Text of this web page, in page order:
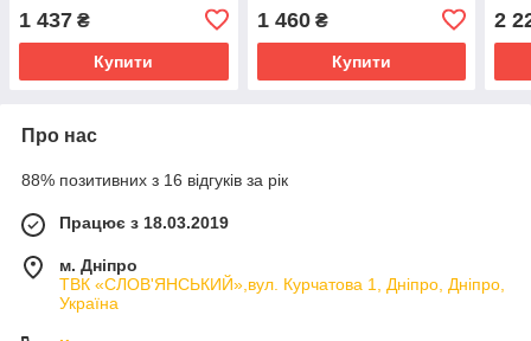
1 437 ₴
Купити
1 460₴
Купити
2
Про нас
88% позитивних з 16 відгуків за рік
Працює з 18.03.2019
м. Дніпро
ТВК «СЛОВ'ЯНСЬКИЙ»,вул. Курчатова 1, Дніпро, Дніпро,
Україна